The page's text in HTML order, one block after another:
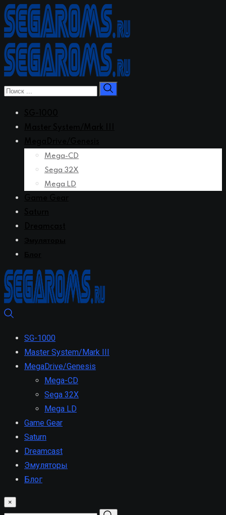
Перейти
к
контенту
Mega-CD
Sega 32X
Mega LD
SG-1000
Master System/Mark III
MegaDrive/Genesis
Mega-CD
Sega 32X
Mega LD
Game Gear
Saturn
Dreamcast
Эмуляторы
Блог
×